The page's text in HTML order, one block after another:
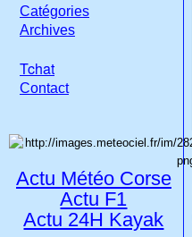
Catégories
Archives
Tchat
Contact
Actu Météo Corse
Actu F1
Actu 24H Kayak